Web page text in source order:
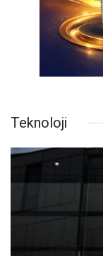
Teknoloji